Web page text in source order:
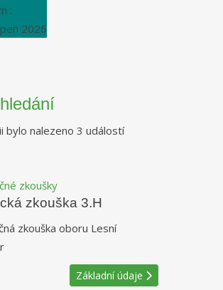
:
2026
bylo nalezeno 3 událostí
zkoušky
zkouška 3.H
zkouška oboru Lesní
Základní údaje